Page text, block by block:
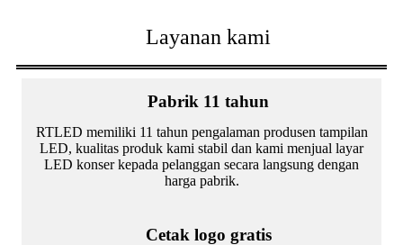
Layanan kami
Pabrik 11 tahun
RTLED memiliki 11 tahun pengalaman produsen tampilan
LED, kualitas produk kami stabil dan kami menjual layar
LED konser kepada pelanggan secara langsung dengan
harga pabrik.
Cetak logo gratis